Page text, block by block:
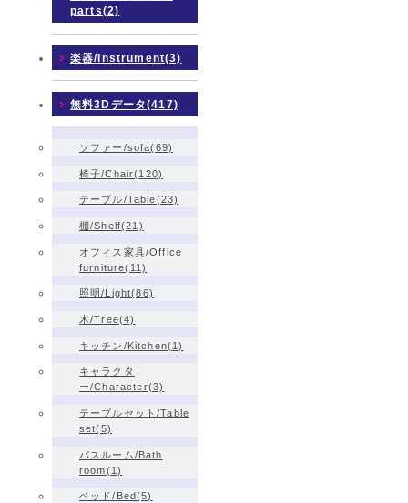
parts(2)
楽器/Instrument(3)
無料3Dデータ(417)
ソファー/sofa(69)
椅子/Chair(120)
テーブル/Table(23)
棚/Shelf(21)
オフィス家具/Office
furniture(11)
照明/Light(86)
木/Tree(4)
キッチン/Kitchen(1)
キャラクタ
ー/Character(3)
テーブルセット/Table
set(5)
バスルーム/Bath
room(1)
ベッド/Bed(5)